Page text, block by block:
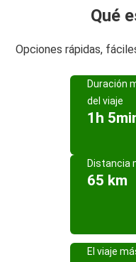
Qué
Opciones rápidas,
Duración
del viaje
1h
Distancia
65 km
El viaje